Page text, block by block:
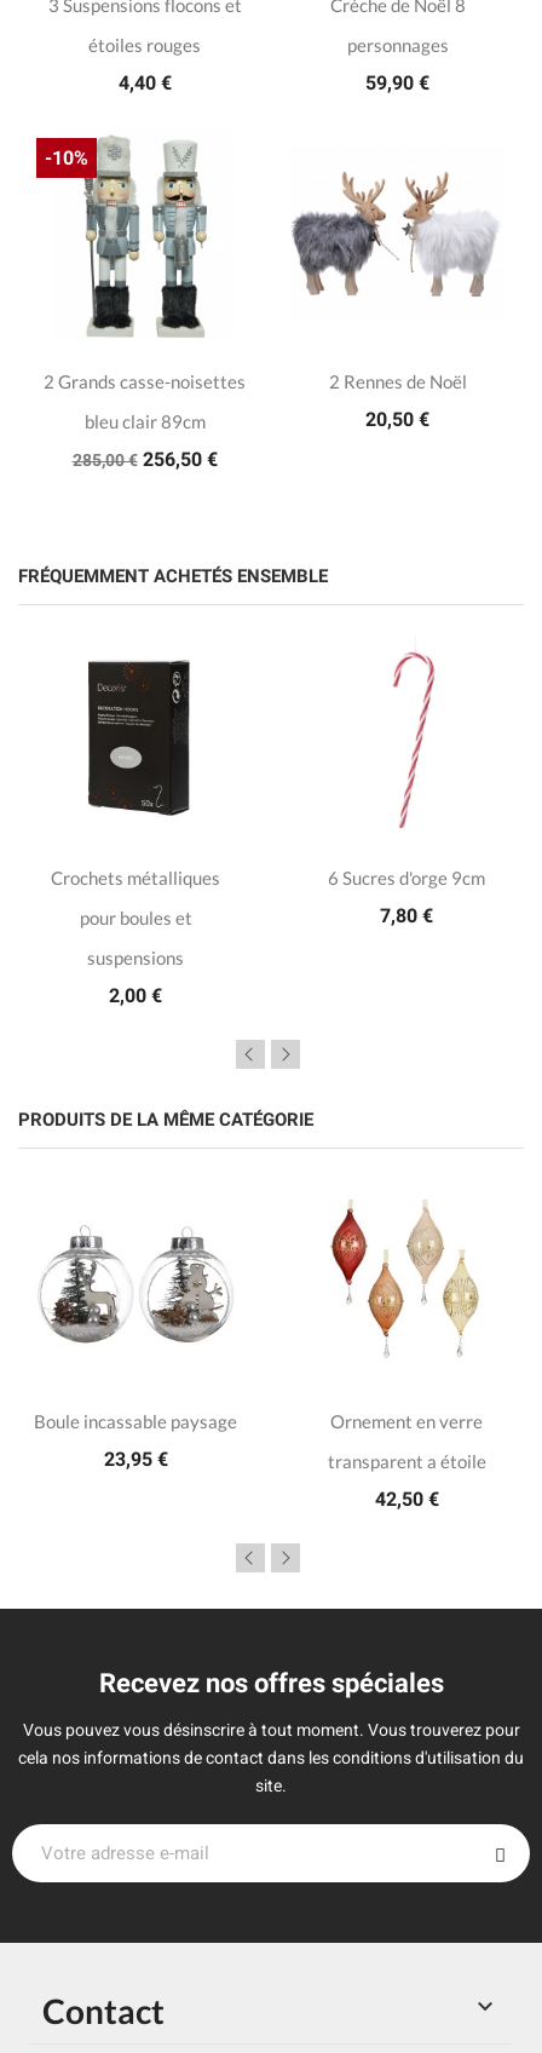
étoiles rouges
4,40 €
personnages
59,90 €
2 Grands casse-noisettes
bleu clair 89cm
285,00 € 256,50 €
-10%
2 Rennes de Noël
20,50 €
FRÉQUEMMENT ACHETÉS ENSEMBLE
Crochets métalliques
pour boules et
suspensions
2,00 €
6 Sucres d'orge 9cm
7,80 €
PRODUITS DE LA MÊME CATÉGORIE
Boule incassable paysage
23,95 €
Ornement en verre
transparent a étoile
42,50 €
Recevez nos offres spéciales
Vous pouvez vous désinscrire à tout moment. Vous trouverez pour
cela nos informations de contact dans les conditions d'utilisation du
site.

Contact